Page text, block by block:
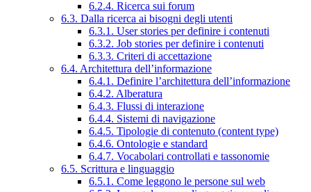
6.2.4. Ricerca sui forum
6.3. Dalla ricerca ai bisogni degli utenti
6.3.1. User stories per definire i contenuti
6.3.2. Job stories per definire i contenuti
6.3.3. Criteri di accettazione
6.4. Architettura dell’informazione
6.4.1. Definire l’architettura dell’informazione
6.4.2. Alberatura
6.4.3. Flussi di interazione
6.4.4. Sistemi di navigazione
6.4.5. Tipologie di contenuto (content type)
6.4.6. Ontologie e standard
6.4.7. Vocabolari controllati e tassonomie
6.5. Scrittura e linguaggio
6.5.1. Come leggono le persone sul web